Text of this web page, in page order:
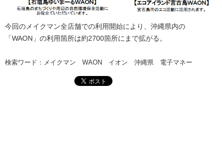
今回のメイクマン全店舗での利用開始により、沖縄県内の
「WAON」の利用箇所は約2700箇所にまで拡がる。
検索ワード：メイクマン WAON イオン 沖縄県 電子マネー